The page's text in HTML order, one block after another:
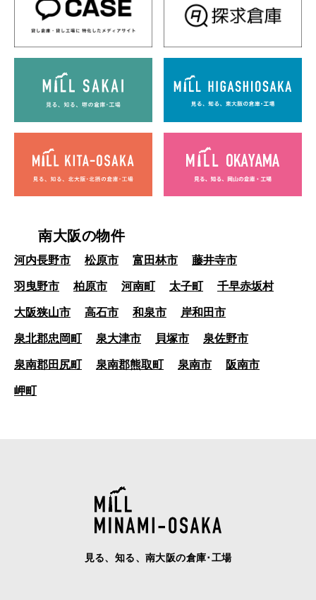
南大阪の物件
河内長野市 松原市 富田林市 藤井寺市
羽曳野市 柏原市 河南町 太子町 千早赤坂村
大阪狭山市 高石市 和泉市 岸和田市
泉北郡忠岡町 泉大津市 貝塚市 泉佐野市
泉南郡田尻町 泉南郡熊取町 泉南市 阪南市
岬町
見る、知る、南大阪の倉庫･工場